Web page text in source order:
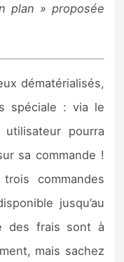
plan » proposée
dématérialisés,
spéciale : via le
utilisateur pourra
sa commande !
commandes
jusqu’au
des frais sont à
mais sachez